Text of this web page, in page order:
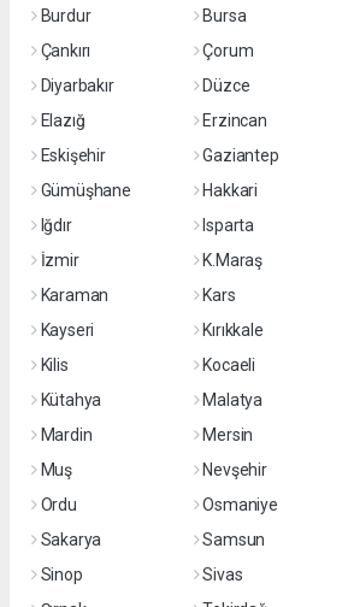
Burdur
Bursa
Çankırı
Çorum
Diyarbakır
Düzce
Elazığ
Erzincan
Eskişehir
Gaziantep
Gümüşhane
Hakkari
Iğdır
Isparta
İzmir
K.Maraş
Karaman
Kars
Kayseri
Kırıkkale
Kilis
Kocaeli
Kütahya
Malatya
Mardin
Mersin
Muş
Nevşehir
Ordu
Osmaniye
Sakarya
Samsun
Sinop
Sivas